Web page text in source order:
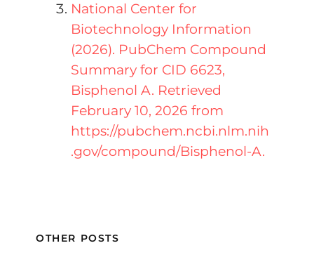
National Center for
Biotechnology Information
(2026). PubChem Compound
Summary for CID 6623,
Bisphenol A. Retrieved
February 10, 2026 from
https://pubchem.ncbi.nlm.nih
.gov/compound/Bisphenol-A.
OTHER POSTS